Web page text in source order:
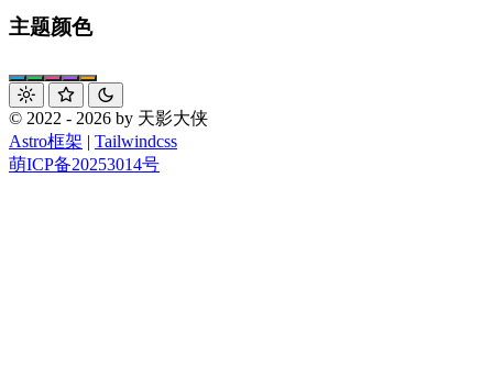
主题颜色
© 2022 - 2026 by 天影大侠
Astro框架 | Tailwindcss
萌ICP备20253014号